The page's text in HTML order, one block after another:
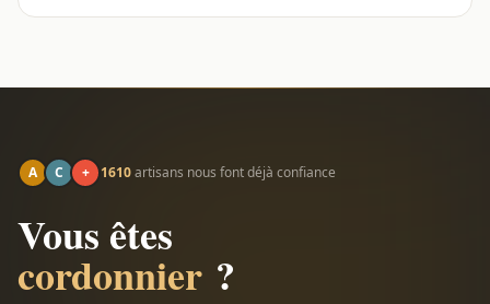
A C + 1610artisans nous font déjà confiance
Vous êtes
cordonnier ?